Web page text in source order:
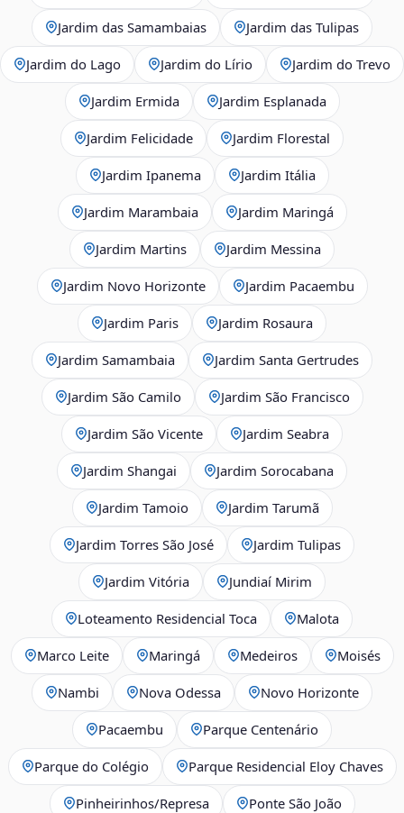
Jardim das Samambaias Jardim das Tulipas
Jardim do Lago Jardim do Lírio Jardim do Trevo
Jardim Ermida Jardim Esplanada
Jardim Felicidade Jardim Florestal
Jardim Ipanema Jardim Itália
Jardim Marambaia Jardim Maringá
Jardim Martins Jardim Messina
Jardim Novo Horizonte Jardim Pacaembu
Jardim Paris Jardim Rosaura
Jardim Samambaia Jardim Santa Gertrudes
Jardim São Camilo Jardim São Francisco
Jardim São Vicente Jardim Seabra
Jardim Shangai Jardim Sorocabana
Jardim Tamoio Jardim Tarumã
Jardim Torres São José Jardim Tulipas
Jardim Vitória Jundiaí Mirim
Loteamento Residencial Toca Malota
Marco Leite Maringá Medeiros Moisés
Nambi Nova Odessa Novo Horizonte
Pacaembu Parque Centenário
Parque do Colégio Parque Residencial Eloy Chaves
Pinheirinhos/Represa Ponte São João